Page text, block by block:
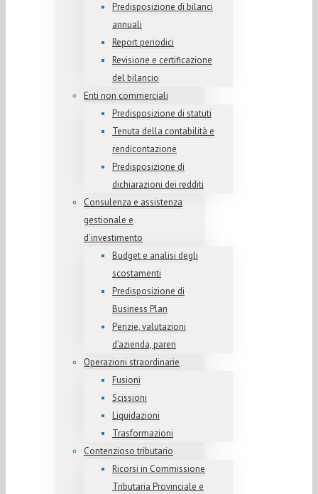
Predisposizione di bilanci
annuali
Report periodici
Revisione e certificazione
del bilancio
Enti non commerciali
Predisposizione di statuti
Tenuta della contabilità e
rendicontazione
Predisposizione di
dichiarazioni dei redditi
Consulenza e assistenza
gestionale e
d’investimento
Budget e analisi degli
scostamenti
Predisposizione di
Business Plan
Perizie, valutazioni
d’azienda, pareri
Operazioni straordinarie
Fusioni
Scissioni
Liquidazioni
Trasformazioni
Contenzioso tributario
Ricorsi in Commissione
Tributaria Provinciale e